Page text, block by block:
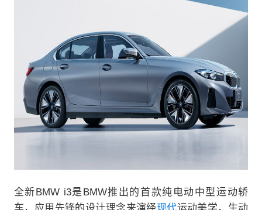
全新BMW i3是BMW推出的首款纯电动中型运动轿